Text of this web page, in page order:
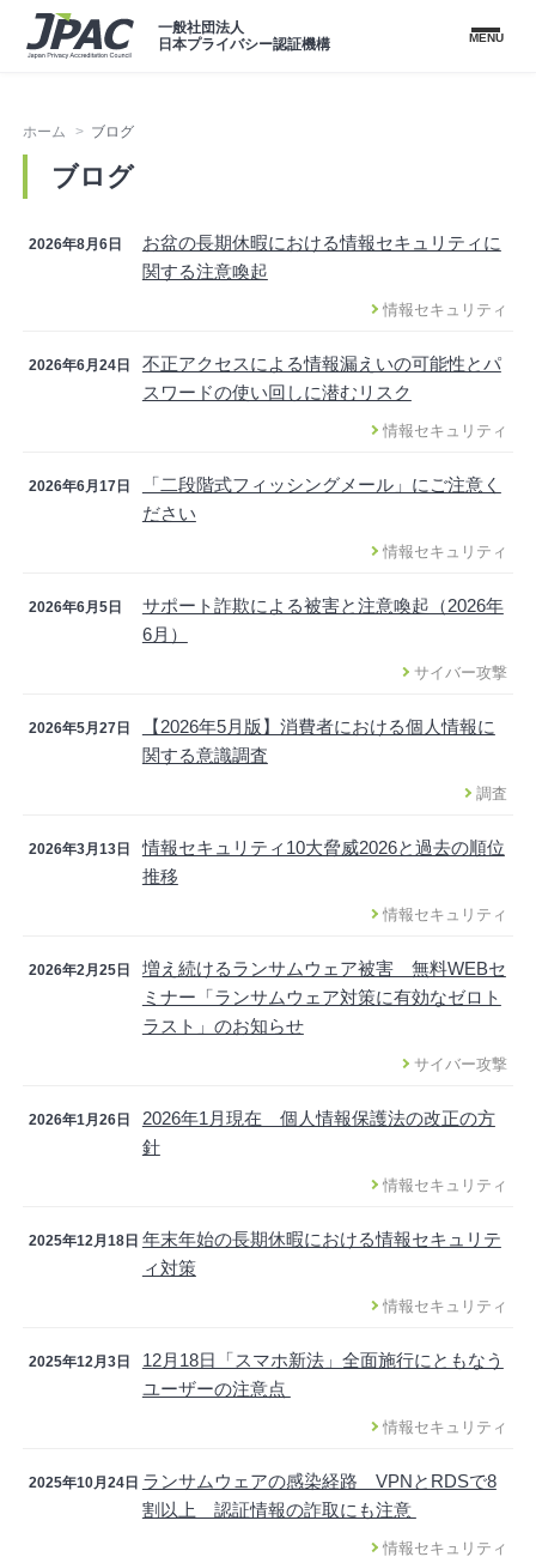
一般社団法人
日本プライバシー認証機構
MENU
ホーム ブログ
ブログ
2026年8月6日
お盆の長期休暇における情報セキュリティに
関する注意喚起
情報セキュリティ
2026年6月24日
不正アクセスによる情報漏えいの可能性とパ
スワードの使い回しに潜むリスク
情報セキュリティ
2026年6月17日
「二段階式フィッシングメール」にご注意く
ださい
情報セキュリティ
2026年6月5日
サポート詐欺による被害と注意喚起（2026年
6月）
サイバー攻撃
2026年5月27日
【2026年5月版】消費者における個人情報に
関する意識調査
調査
2026年3月13日
情報セキュリティ10大脅威2026と過去の順位
推移
情報セキュリティ
2026年2月25日
増え続けるランサムウェア被害 無料WEBセ
ミナー「ランサムウェア対策に有効なゼロト
ラスト」のお知らせ
サイバー攻撃
2026年1月26日
2026年1月現在 個人情報保護法の改正の方
針
情報セキュリティ
2025年12月18日 年末年始の長期休暇における情報セキュリテ
ィ対策
情報セキュリティ
2025年12月3日
12月18日「スマホ新法」全面施行にともなう
ユーザーの注意点
情報セキュリティ
2025年10月24日 ランサムウェアの感染経路 VPNとRDSで8
割以上 認証情報の詐取にも注意
情報セキュリティ